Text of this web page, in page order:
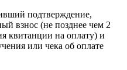
подтверждение,
взнос (не позднее чем 2
квитанции на оплату) и
или чека об оплате